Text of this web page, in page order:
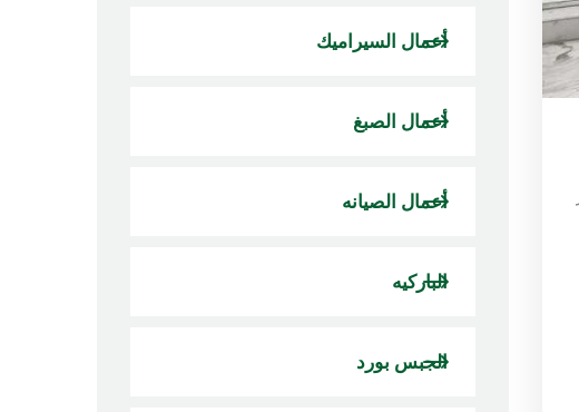
أعمال السيراميك
أعمال الصبغ
أعمال الصيانه
الباركيه
الجبس بورد